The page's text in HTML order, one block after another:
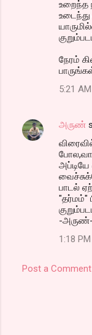
உறைந்த
உடைந்து
நேரம்
5:21 AM
அருண்
பாடல்
"தர்மம்"
-அருண்-
1:18 PM
Post a Comment